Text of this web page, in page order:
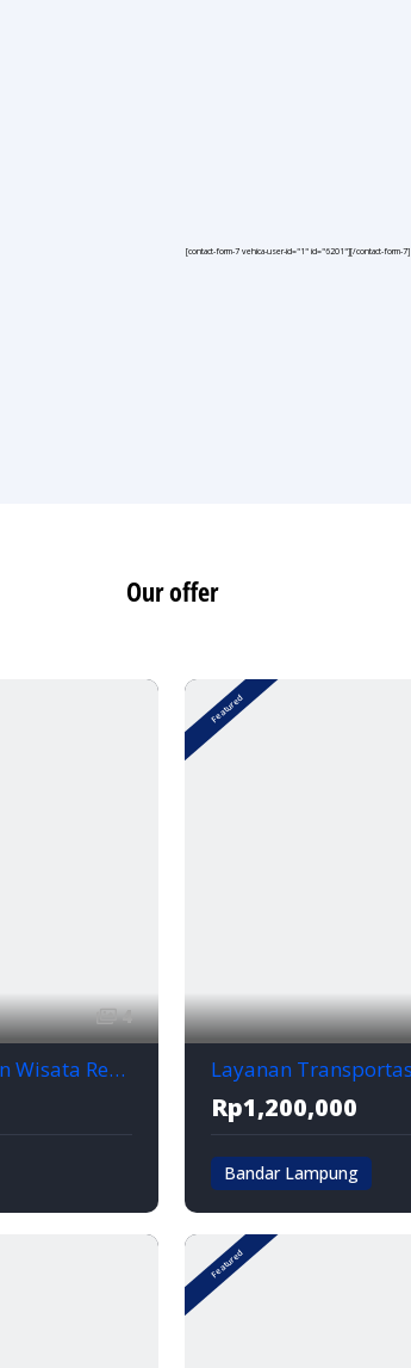
[contact-form-7 vehica-user-id="1" id="6201"][/contact-form-7]
Our offer
4
Biro Perjalanan dan Wisata Rental Mobil Bandar Lampung CALL! 0821-7889-0188
Featured
Rp1,200,000
Bandar Lampung
Featured